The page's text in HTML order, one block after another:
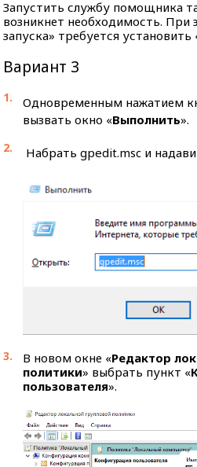
Запустить службу помощника
возникнет необходимость. При
запуска» требуется
Вариант 3
Одновременным нажатием
вызвать окно «Выполнить».
Набрать gpedit.msc и
В новом окне «Редактор
политики» выбрать пункт «
пользователя».